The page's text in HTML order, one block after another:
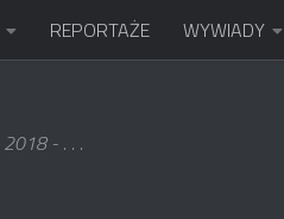
REPORTAŻE WYWIADY
2018 - . . .